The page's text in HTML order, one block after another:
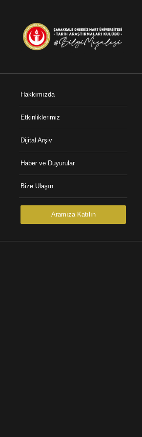
Hakkımızda
Etkinliklerimiz
Dijital Arşiv
Haber ve Duyurular
Bize Ulaşın
Aramıza Katılın